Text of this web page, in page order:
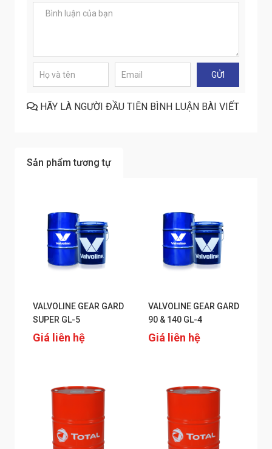
HÃY LÀ NGƯỜI ĐẦU TIÊN BÌNH LUẬN BÀI VIẾT
Sản phẩm tương tự
VALVOLINE GEAR GARD
SUPER GL-5
Giá liên hệ
VALVOLINE GEAR GARD
90 & 140 GL-4
Giá liên hệ